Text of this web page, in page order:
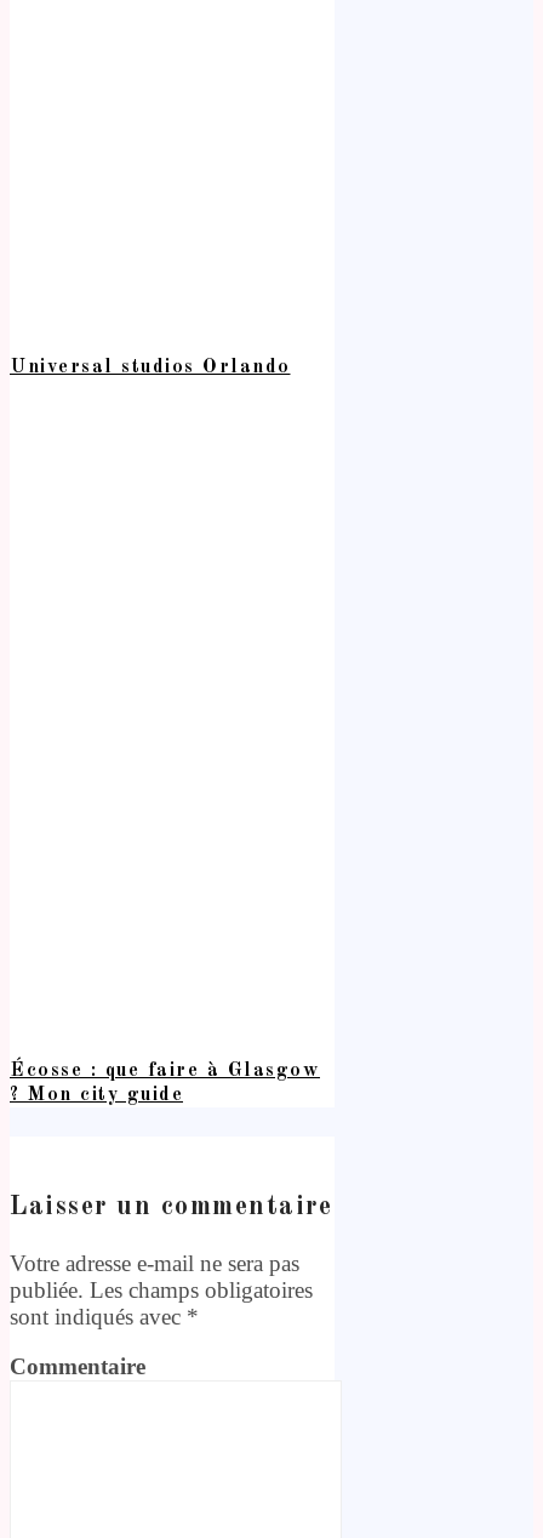
Universal studios Orlando
Écosse : que faire à Glasgow
? Mon city guide
Laisser un commentaire
Votre adresse e-mail ne sera pas
publiée. Les champs obligatoires
sont indiqués avec *
Commentaire